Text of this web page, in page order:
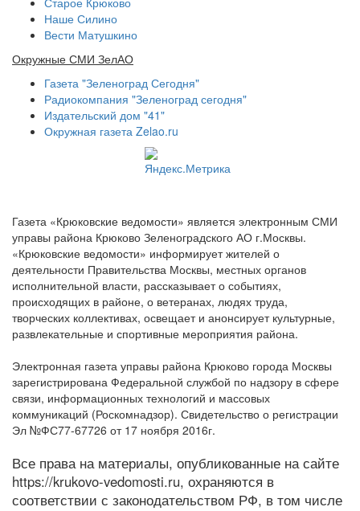
Наше Силино
Вести Матушкино
Окружные СМИ ЗелАО
Газета "Зеленоград Сегодня"
Радиокомпания "Зеленоград сегодня"
Издательский дом "41"
Окружная газета Zelao.ru
Газета «Крюковские ведомости» является электронным СМИ
управы района Крюково Зеленоградского АО г.Москвы.
«Крюковские ведомости» информирует жителей о
деятельности Правительства Москвы, местных органов
исполнительной власти, рассказывает о событиях,
происходящих в районе, о ветеранах, людях труда,
творческих коллективах, освещает и анонсирует культурные,
развлекательные и спортивные мероприятия района.
Электронная газета управы района Крюково города Москвы
зарегистрирована Федеральной службой по надзору в сфере
связи, информационных технологий и массовых
коммуникаций (Роскомнадзор). Свидетельство о регистрации
Эл №ФС77-67726 от 17 ноября 2016г.
Все права на материалы, опубликованные на сайте
https://krukovo-vedomosti.ru, охраняются в
соответствии с законодательством РФ, в том числе